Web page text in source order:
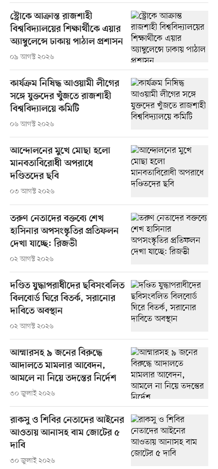
স্ট্রোকে আক্রান্ত রাজশাহী
বিশ্ববিদ্যালয়ের শিক্ষার্থীকে এয়ার
অ্যাম্বুলেন্সে ঢাকায় পাঠাল প্রশাসন
০৯ আগস্ট ২০২৬
কার্যক্রম নিষিদ্ধ আওয়ামী লীগের
সঙ্গে যুক্তদের খুঁজতে রাজশাহী
বিশ্ববিদ্যালয়ে কমিটি
০৬ আগস্ট ২০২৬
আন্দোলনের মুখে মোছা হলো
মানবতাবিরোধী অপরাধে
দণ্ডিতদের ছবি
০৩ আগস্ট ২০২৬
তরুণ নেতাদের বক্তব্যে শেখ
হাসিনার অপসংস্কৃতির প্রতিফলন
দেখা যাচ্ছে: রিজভী
০২ আগস্ট ২০২৬
দণ্ডিত যুদ্ধাপরাধীদের ছবিসংবলিত
বিলবোর্ড ঘিরে বিতর্ক, সরানোর
দাবিতে অবস্থান
০২ আগস্ট ২০২৬
আম্মারসহ ৯ জনের বিরুদ্ধে
আদালতে মামলার আবেদন,
আমলে না নিয়ে তদন্তের নির্দেশ
৩০ জুলাই ২০২৬
রাকসু ও শিবির নেতাদের আইনের
আওতায় আনাসহ বাম জোটের ৫
দাবি
৩০ জুলাই ২০২৬